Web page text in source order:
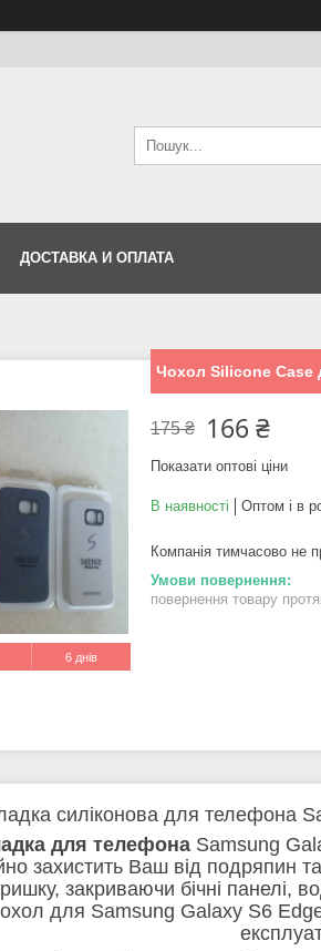
ДОСТАВКА И ОПЛАТА
6 днів
Чохол Silicone Case
175 ₴ 166 ₴
Показати оптові ціни
В наявності Оптом і в
Компанія тимчасово не
повернення товару
силіконова для телефона
для телефона Samsung
захистить Ваш від подряпин
закриваючи бічні панелі,
для Samsung Galaxy S6